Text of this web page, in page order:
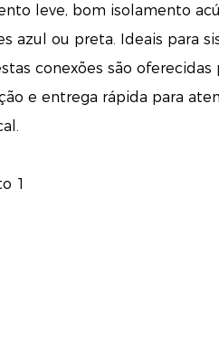
leve, bom isolamento
azul ou preta. Ideais para
conexões são
e entrega rápida para
1